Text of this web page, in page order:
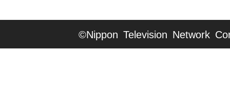
©Nippon Television Network